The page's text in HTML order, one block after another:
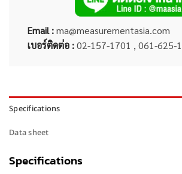
Email :ma@measurementasia.com
เบอร์ติดต่อ :02-157-1701 , 061-625-
Specifications
Data sheet
Specifications